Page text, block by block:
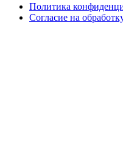
Политика
Согласие на